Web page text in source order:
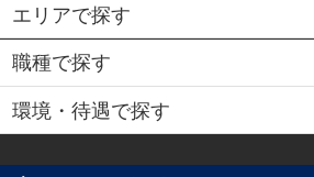
エリアで探す
職種で探す
環境・待遇で探す